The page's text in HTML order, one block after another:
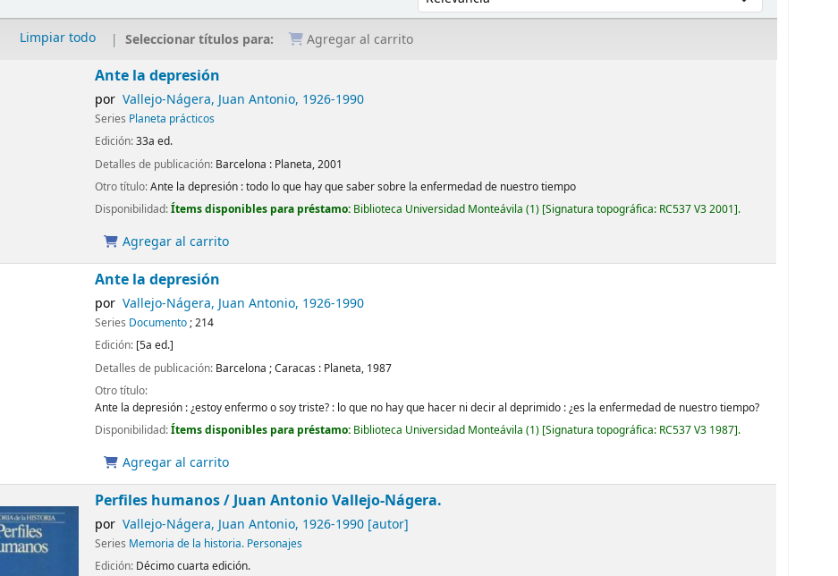
Limpiar todo Seleccionar títulos para: Agregar al carrito
Ante la depresión
por Vallejo-Nágera, Juan Antonio, 1926-1990
Series Planeta prácticos
Edición:33a ed.
Detalles de publicación: Barcelona : Planeta,2001
Otro título:Ante la depresión : todo lo que hay que saber sobre la enfermedad de nuestro tiempo
Disponibilidad:Ítems disponibles para préstamo: Biblioteca Universidad Monteávila (1) Signatura topográfica: RC537 V3 2001 .
Agregar al carrito
Ante la depresión
por Vallejo-Nágera, Juan Antonio, 1926-1990
Series Documento; 214
Edición: [5a ed.]
Detalles de publicación: Barcelona ; Caracas : Planeta, 1987
Otro título:
Ante la depresión : ¿estoy enfermo o soy triste? : lo que no hay que hacer ni decir al deprimido : ¿es la enfermedad de nuestro tiempo?
Disponibilidad:Ítems disponibles para préstamo: Biblioteca Universidad Monteávila (1) Signatura topográfica: RC537 V3 1987 .
Agregar al carrito
Perfiles humanos /Juan Antonio Vallejo-Nágera.
por Vallejo-Nágera, Juan Antonio, 1926-1990[autor]
Series Memoria de la historia. Personajes
Edición: Décimo cuarta edición.